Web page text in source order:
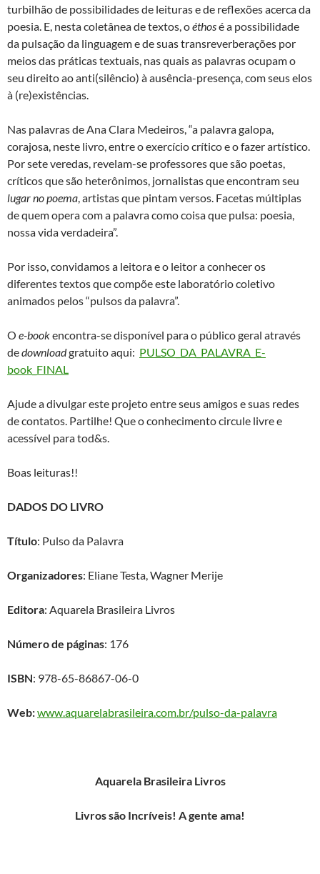
turbilhão de possibilidades de leituras e de reflexões acerca da
poesia. E, nesta coletânea de textos, oéthosé a possibilidade
da pulsação da linguagem e de suas transreverberações por
meios das práticas textuais, nas quais as palavras ocupam o
seu direito ao anti(silêncio) à ausência-presença, com seus elos
à (re)existências.
Nas palavras de Ana Clara Medeiros, “a palavra galopa,
corajosa, neste livro, entre o exercício crítico e o fazer artístico.
Por sete veredas, revelam-se professores que são poetas,
críticos que são heterônimos, jornalistas que encontram seu
lugar no poema, artistas que pintam versos. Facetas múltiplas
de quem opera com a palavra como coisa que pulsa: poesia,
nossa vida verdadeira”.
Por isso, convidamos a leitora e o leitor a conhecer os
diferentes textos que compõe este laboratório coletivo
animados pelos “pulsos da palavra”.
O e-bookencontra-se disponível para o público geral através
dedownloadgratuito aqui: PULSO_DA_PALAVRA_E-
book_FINAL
Ajude a divulgar este projeto entre seus amigos e suas redes
de contatos. Partilhe! Que o conhecimento circule livre e
acessível para tod&s.
Boas leituras!!
DADOS DO LIVRO
Título: Pulso da Palavra
Organizadores: Eliane Testa, Wagner Merije
Editora: Aquarela Brasileira Livros
Número de páginas: 176
ISBN: 978-65-86867-06-0
Web:www.aquarelabrasileira.com.br/pulso-da-palavra
Aquarela Brasileira Livros
Livros são Incríveis! A gente ama!